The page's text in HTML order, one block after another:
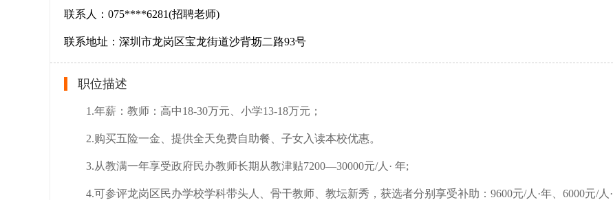
联系人：075****6281(招聘老师)
联系地址：深圳市龙岗区宝龙街道沙背坜二路93号
职位描述
1.年薪：教师：高中18-30万元、小学13-18万元；
2.购买五险一金、提供全天免费自助餐、子女入读本校优惠。
3.从教满一年享受政府民办教师长期从教津贴7200—30000元/人· 年;
4.可参评龙岗区民办学校学科带头人、骨干教师、教坛新秀，获选者分别享受补助：9600元/人·年、6000元/人·